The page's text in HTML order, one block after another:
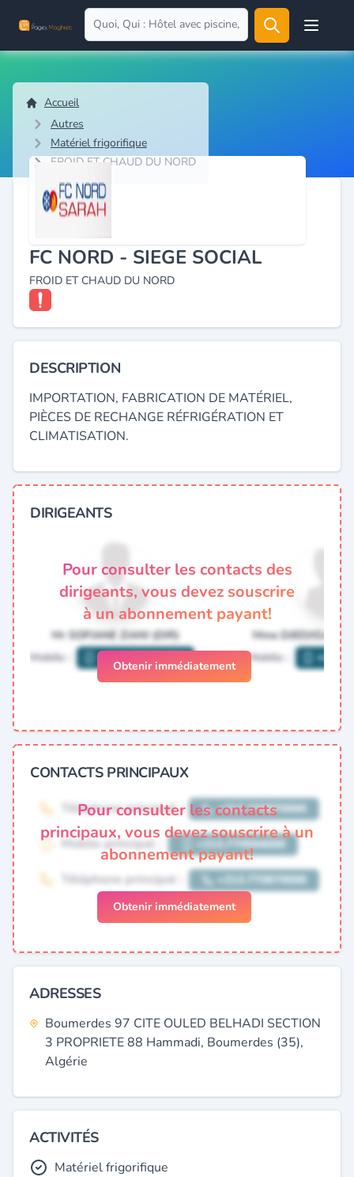
Open
Accueil
Autres
Matériel frigorifique
FROID ET CHAUD DU NORD
FC NORD - SIEGE SOCIAL
FROID ET CHAUD DU NORD
DESCRIPTION
IMPORTATION, FABRICATION DE MATÉRIEL,
PIÈCES DE RECHANGE RÉFRIGÉRATION ET
CLIMATISATION.
DIRIGEANTS
Pour consulter les contacts des
dirigeants, vous devez souscrire
à un abonnement payant!
Obtenir immédiatement
CONTACTS PRINCIPAUX
Pour consulter les contacts
principaux, vous devez souscrire à un
abonnement payant!
Obtenir immédiatement
ADRESSES
Boumerdes 97 CITE OULED BELHADI SECTION
3 PROPRIETE 88 Hammadi, Boumerdes (35),
Algérie
ACTIVITÉS
Matériel frigorifique